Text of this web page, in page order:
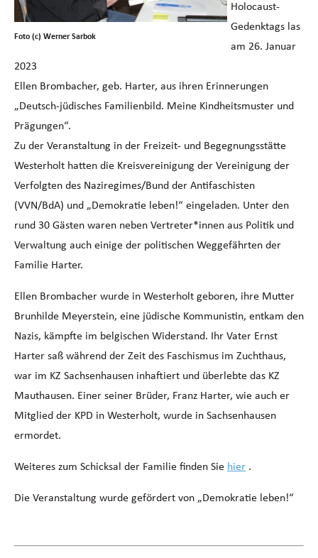
Foto (c) Werner Sarbok
Holocaust-
Gedenktags las
am 26. Januar
2023
Ellen Brombacher, geb. Harter, aus ihren Erinnerungen
„Deutsch-jüdisches Familienbild. Meine Kindheitsmuster und
Prägungen“.
Zu der Veranstaltung in der Freizeit- und Begegnungsstätte
Westerholt hatten die Kreisvereinigung der Vereinigung der
Verfolgten des Naziregimes/Bund der Antifaschisten
(VVN/BdA) und „Demokratie leben!“ eingeladen. Unter den
rund 30 Gästen waren neben Vertreter*innen aus Politik und
Verwaltung auch einige der politischen Weggefährten der
Familie Harter.
Ellen Brombacher wurde in Westerholt geboren, ihre Mutter
Brunhilde Meyerstein, eine jüdische Kommunistin, entkam den
Nazis, kämpfte im belgischen Widerstand. Ihr Vater Ernst
Harter saß während der Zeit des Faschismus im Zuchthaus,
war im KZ Sachsenhausen inhaftiert und überlebte das KZ
Mauthausen. Einer seiner Brüder, Franz Harter, wie auch er
Mitglied der KPD in Westerholt, wurde in Sachsenhausen
ermordet.
Weiteres zum Schicksal der Familie finden Sie hier .
Die Veranstaltung wurde gefördert von „Demokratie leben!“